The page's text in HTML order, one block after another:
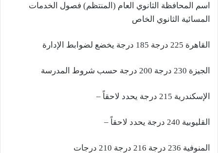
اسم المحافظة الثانوي العام (المنتظم) فصول الخدمات
المسائية الثانوي الخاص
القاهرة 225 درجة 185 درجة يخضع لضوابط الإدارة
الجيزة 230 درجة 200 درجة حسب شروط المدرسة
الإسكندرية 215 درجة يحدد لاحقاً –
القليوبية 240 درجة يحدد لاحقاً –
المنوفية 236 درجة 216 درجة 210 درجات